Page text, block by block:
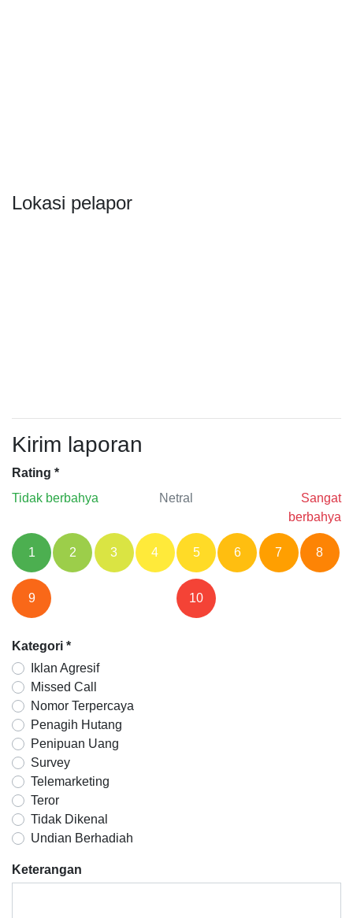
Lokasi pelapor
Kirim laporan
Rating *
Tidak berbahya
Netral
Sangat
berbahya
1 2 3 4 5 6 7 8
9 10
Kategori *
Iklan Agresif
Missed Call
Nomor Terpercaya
Penagih Hutang
Penipuan Uang
Survey
Telemarketing
Teror
Tidak Dikenal
Undian Berhadiah
Keterangan